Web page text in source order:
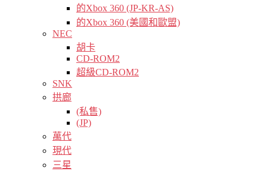
的Xbox 360 (JP-KR-AS)
的Xbox 360 (美國和歐盟)
NEC
胡卡
CD-ROM2
超級CD-ROM2
SNK
拱廊
(私售)
(JP)
萬代
現代
三星